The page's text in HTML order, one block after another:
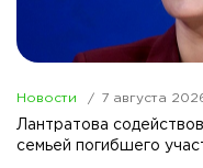
Новости 7 августа
Лантратова
семьей погибшего